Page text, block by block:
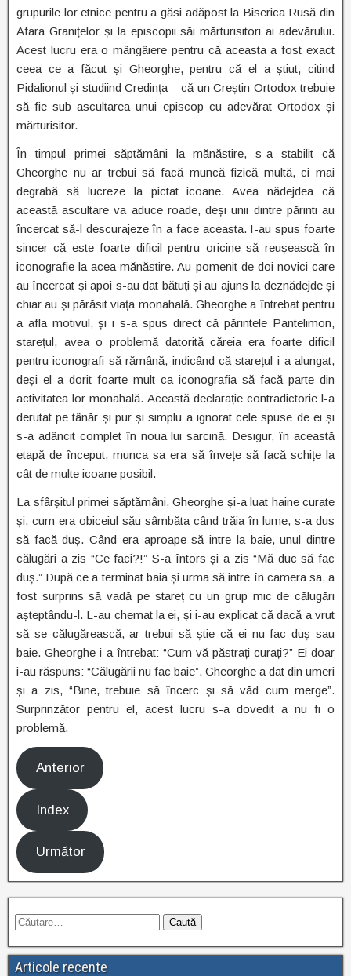
grupurile lor etnice pentru a găsi adăpost la Biserica Rusă din
Afara Granițelor și la episcopii săi mărturisitori ai adevărului.
Acest lucru era o mângâiere pentru că aceasta a fost exact
ceea ce a făcut și Gheorghe, pentru că el a știut, citind
Pidalionul și studiind Credința – că un Creștin Ortodox trebuie
să fie sub ascultarea unui episcop cu adevărat Ortodox și
mărturisitor.
În timpul primei săptămâni la mănăstire, s-a stabilit că
Gheorghe nu ar trebui să facă muncă fizică multă, ci mai
degrabă să lucreze la pictat icoane. Avea nădejdea că
această ascultare va aduce roade, deși unii dintre părinti au
încercat să-l descurajeze în a face aceasta. I-au spus foarte
sincer că este foarte dificil pentru oricine să reușească în
iconografie la acea mănăstire. Au pomenit de doi novici care
au încercat și apoi s-au dat bătuți și au ajuns la deznădejde și
chiar au și părăsit viața monahală. Gheorghe a întrebat pentru
a afla motivul, și i s-a spus direct că părintele Pantelimon,
starețul, avea o problemă datorită căreia era foarte dificil
pentru iconografi să rămână, indicând că starețul i-a alungat,
deși el a dorit foarte mult ca iconografia să facă parte din
activitatea lor monahală. Această declarație contradictorie l-a
derutat pe tânăr și pur și simplu a ignorat cele spuse de ei și
s-a adâncit complet în noua lui sarcină. Desigur, în această
etapă de început, munca sa era să învețe să facă schițe la
cât de multe icoane posibil.
La sfârșitul primei săptămâni, Gheorghe și-a luat haine curate
și, cum era obiceiul său sâmbăta când trăia în lume, s-a dus
să facă duș. Când era aproape să intre la baie, unul dintre
călugări a zis “Ce faci?!” S-a întors și a zis “Mă duc să fac
duș.” După ce a terminat baia și urma să intre în camera sa, a
fost surprins să vadă pe stareț cu un grup mic de călugări
așteptându-l. L-au chemat la ei, și i-au explicat că dacă a vrut
să se călugărească, ar trebui să știe că ei nu fac duș sau
baie. Gheorghe i-a întrebat: “Cum vă păstrați curați?” Ei doar
i-au răspuns: “Călugării nu fac baie”. Gheorghe a dat din umeri
și a zis, “Bine, trebuie să încerc și să văd cum merge”.
Surprinzător pentru el, acest lucru s-a dovedit a nu fi o
problemă.
Anterior
Index
Următor
Articole recente